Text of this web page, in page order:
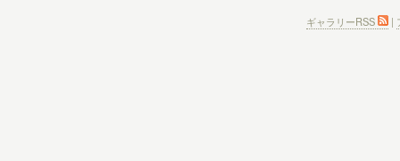
ギャラリーRSS |